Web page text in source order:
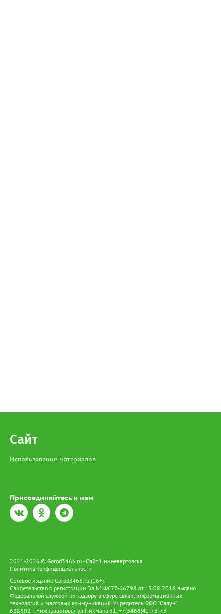
Сайт
Использование материалов
Присоединяйтесь к нам
2021-2026 © Gorod3466.ru - Сайт Нижневартовска
Политика конфиденциальности
Сетевое издание Gorod3466.ru (16+).
Свидетельство о регистрации Эл № ФС77-66798 от 15.08.2016 выдано
Федеральной службой по надзору в сфере связи, информационных
технологий и массовых коммуникаций. Учредитель ООО "Салун"
628602 г. Нижневартовск ул.Пикмана 31. +7(3466)41-73-73